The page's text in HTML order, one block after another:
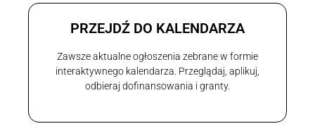
PRZEJDŹ DO KALENDARZA
Zawsze aktualne ogłoszenia zebrane w formie
interaktywnego kalendarza. Przeglądaj, aplikuj,
odbieraj dofinansowania i granty.